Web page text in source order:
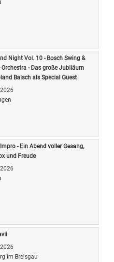
Night Vol. 10 - Bosch Swing &
Orchestra - Das große Jubiläum
Baisch als Special Guest
- Ein Abend voller Gesang,
und Freude
im Breisgau